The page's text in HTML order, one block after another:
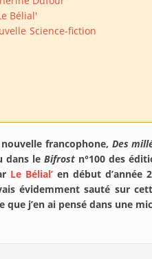
Bélial'
Science-fiction
francophone, Des
dans le Bifrost n°100 des
Le Bélial’ en début d’année
évidemment sauté sur
que j’en ai pensé dans une